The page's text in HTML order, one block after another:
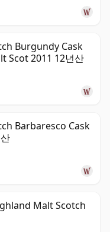
Burgundy Cask
Scot 2011 12년산
Barbaresco Cask
Malt Scotch